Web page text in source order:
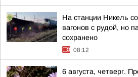
На станции Никель
вагонов с рудой, но
сохранено
08:12
6 августа, четверг.